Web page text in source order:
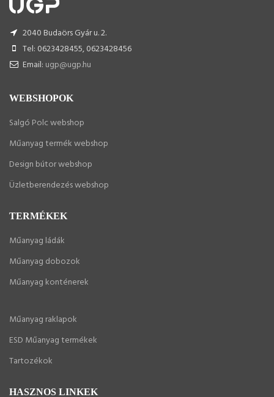
2040 Budaörs Gyár u. 2.
Tel: 0623428455, 0623428456
Email: ugp@ugp.hu
WEBSHOPOK
Salgó Polc webshop
Műanyag termék webshop
Design bútor webshop
Üzletberendezés webshop
TERMÉKEK
Műanyag ládák
Műanyag dobozok
Műanyag konténerek
Műanyag raklapok
ESD Műanyag termékek
Tartozékok
HASZNOS LINKEK